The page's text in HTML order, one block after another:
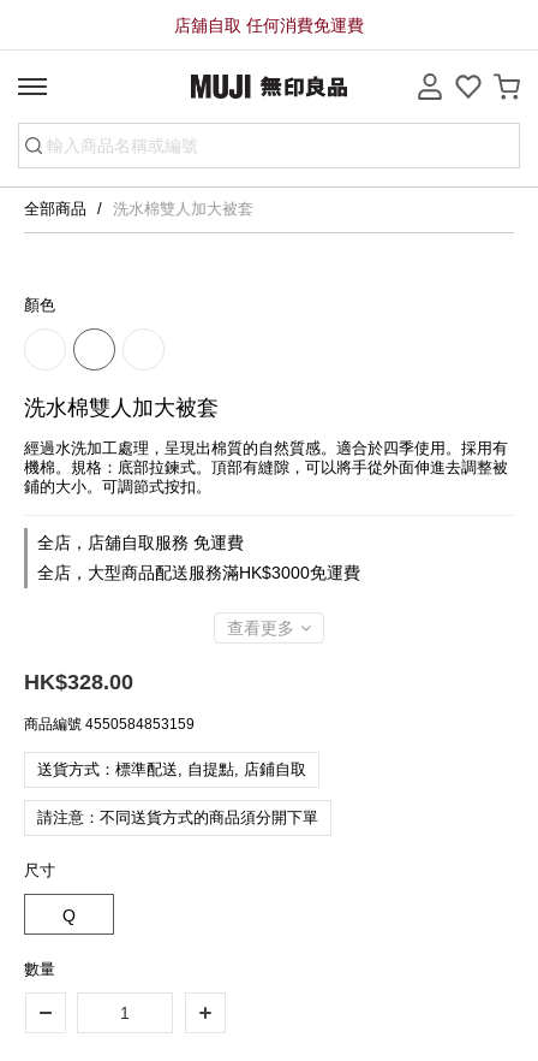
店舖自取 任何消費免運費
全部商品 洗水棉雙人加大被套
顏色
洗水棉雙人加大被套
經過水洗加工處理，呈現出棉質的自然質感。適合於四季使用。採用有
機棉。規格：底部拉鍊式。頂部有縫隙，可以將手從外面伸進去調整被
鋪的大小。可調節式按扣。
全店，店舖自取服務 免運費
全店，大型商品配送服務滿HK$3000免運費
查看更多
HK$328.00
商品編號 4550584853159
送貨方式：標準配送, 自提點, 店鋪自取
請注意：不同送貨方式的商品須分開下單
尺寸
Q
數量